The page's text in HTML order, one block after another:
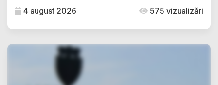
4 august 2026 575 vizualizări